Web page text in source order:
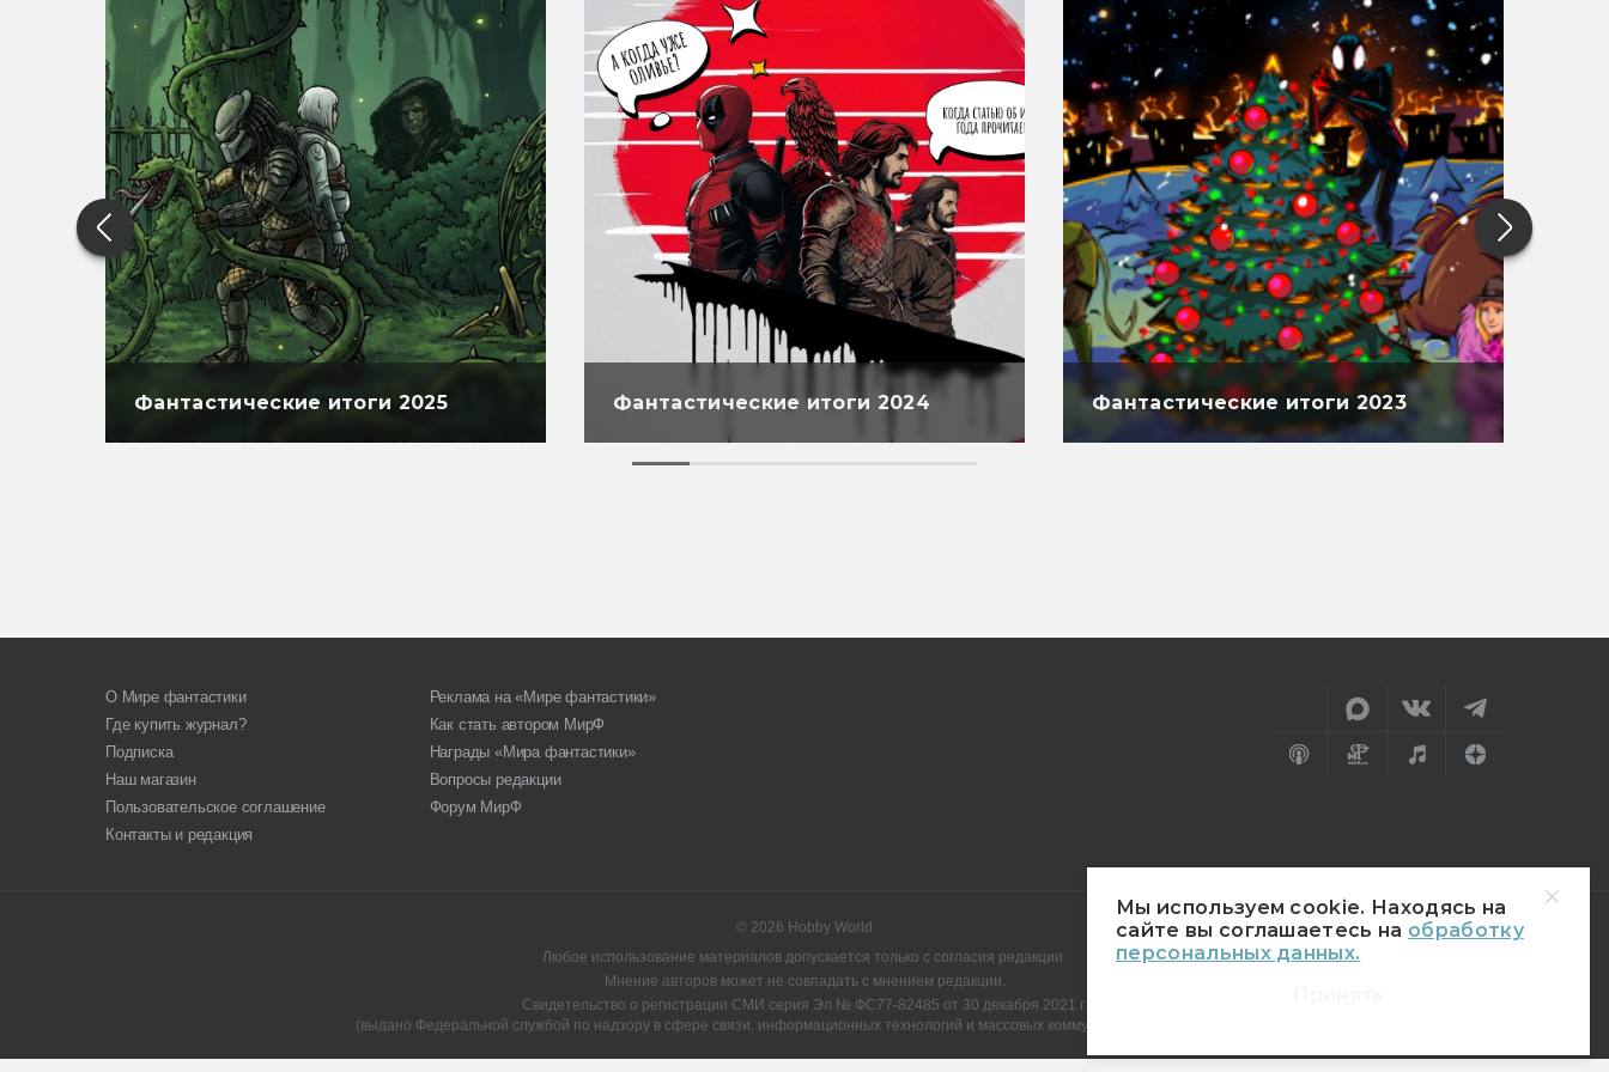
Мы используем cookie. Находясь на
сайте вы соглашаетесь на обработку
персональных данных.
Фантастические итоги 2025 Фантастические итоги 2024 Фантастические итоги 2023
О Мире фантастики
Где купить журнал?
Подписка
Наш магазин
Пользовательское соглашение
Контакты и редакция
Реклама на «Мире фантастики»
Как стать автором МирФ
Награды «Мира фантастики»
Вопросы редакции
Форум МирФ
© 2026 Hobby World
Любое использование материалов допускается только с согласия редакции.
Мнение авторов может не совпадать с мнением редакции.
Свидетельство о регистрации СМИ серия Эл № ФС77-82485 от 30 декабря 2021 г.
(выдано Федеральной службой по надзору в сфере связи, информационных технологий и массовых коммуникаций (Роскомнадзор)